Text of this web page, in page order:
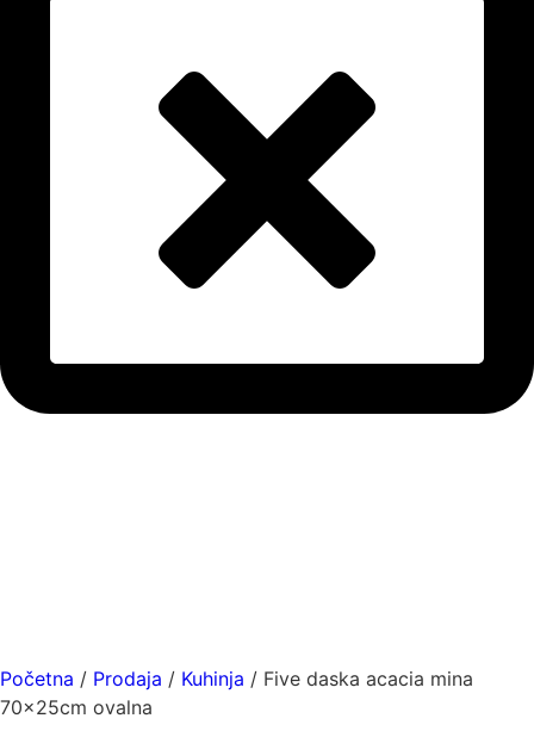
Početna / Prodaja / Kuhinja / Five daska acacia mina
70x25cm ovalna